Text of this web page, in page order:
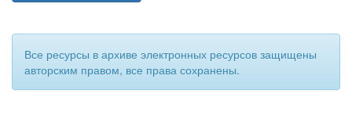
Все ресурсы в архиве электронных ресурсов защищены
авторским правом, все права сохранены.